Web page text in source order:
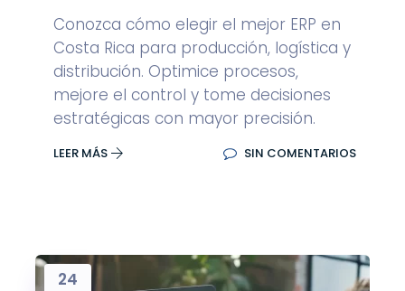
Conozca cómo elegir el mejor ERP en
Costa Rica para producción, logística y
distribución. Optimice procesos,
mejore el control y tome decisiones
estratégicas con mayor precisión.
LEER MÁS SIN COMENTARIOS
24